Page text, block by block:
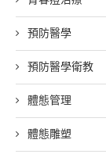
預防醫學
預防醫學衛教
體態管理
體態雕塑